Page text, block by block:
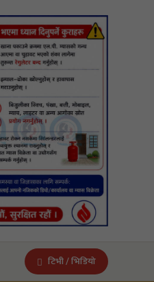
टिभी / भिडियो